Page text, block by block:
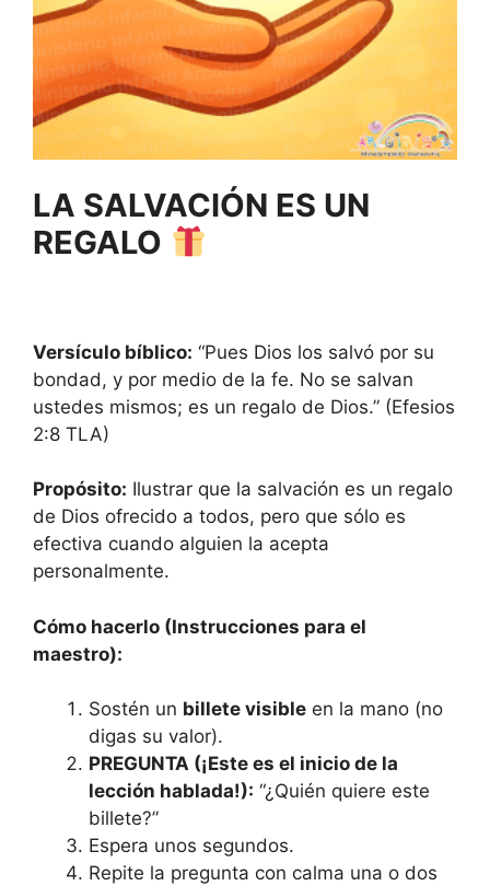
LA SALVACIÓN ES UN
REGALO
Versículo bíblico: “Pues Dios los salvó por su
bondad, y por medio de la fe. No se salvan
ustedes mismos; es un regalo de Dios.” (Efesios
2:8 TLA)
Propósito: Ilustrar que la salvación es un regalo
de Dios ofrecido a todos, pero que sólo es
efectiva cuando alguien la acepta
personalmente.
Cómo hacerlo (Instrucciones para el
maestro):
Sostén un billete visible en la mano (no
digas su valor).
PREGUNTA (¡Este es el inicio de la
lección hablada!): “¿Quién quiere este
billete?”
Espera unos segundos.
Repite la pregunta con calma una o dos